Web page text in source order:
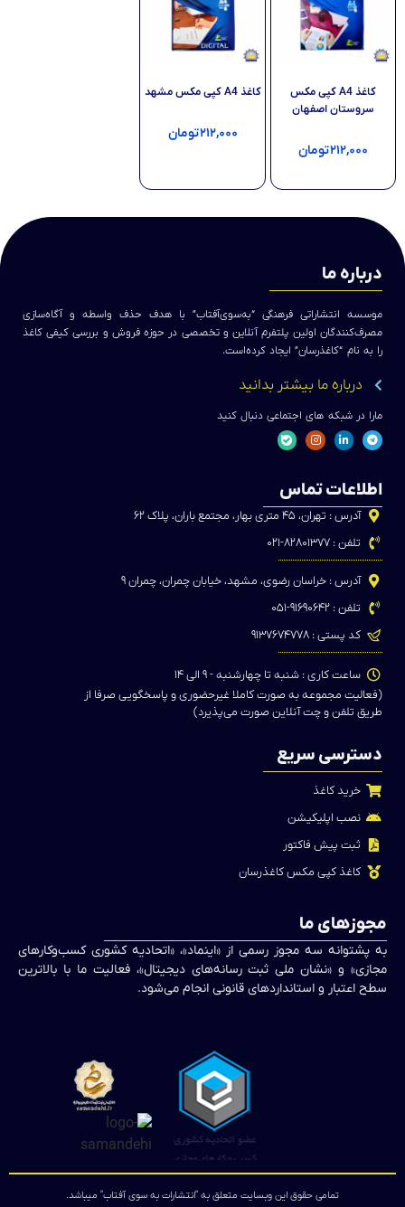
کاغذ A4 کپی مکس
سروستان اصفهان
۲۱۲,۰۰۰تومان
کاغذ A4 کپی مکس مشهد
۲۱۲,۰۰۰تومان
درباره ما
موسسه انتشاراتی فرهنگی “به‌سوی‌آفتاب” با هدف حذف واسطه و آگاه‌سازی
مصرف‌کنندگان اولین پلتفرم آنلاین و تخصصی در حوزه فروش و بررسی کیفی کاغذ
را به نام “کاغذرسان” ایجاد کرده‌است.
درباره ما بیشتر بدانید
مارا در شبکه های اجتماعی دنبال کنید
اطلاعات تماس
آدرس : تهران، ۴۵ متری بهار، مجتمع باران، پلاک ۶۲
تلفن : ۸۲۸۰۱۳۷۷-۰۲۱
آدرس : خراسان رضوی، مشهد، خیابان چمران، چمران ۹
تلفن : ۹۱۶۹۰۶۴۲-۰۵۱
کد پستی : ۹۱۳۷۶۷۴۷۷۸
ساعت کاری : شنبه تا چهارشنبه - ۹ الی ۱۴
(فعالیت مجموعه به صورت کاملا غیرحضوری و پاسخگویی صرفا از
طریق تلفن و چت آنلاین صورت می‌پذیرد)
دسترسی سریع
خرید کاغذ
نصب اپلیکیشن
ثبت پیش فاکتور
کاغذ کپی مکس کاغذرسان
مجوزهای ما
به پشتوانه سه مجوز رسمی از «اینماد»، «اتحادیه کشوری کسب‌وکارهای
مجازی» و «نشان ملی ثبت رسانه‌های دیجیتال»، فعالیت ما با بالاترین
سطح اعتبار و استانداردهای قانونی انجام می‌شود.
تمامی حقوق این وبسایت متعلق به "انتشارات به سوی آفتاب" میباشد.